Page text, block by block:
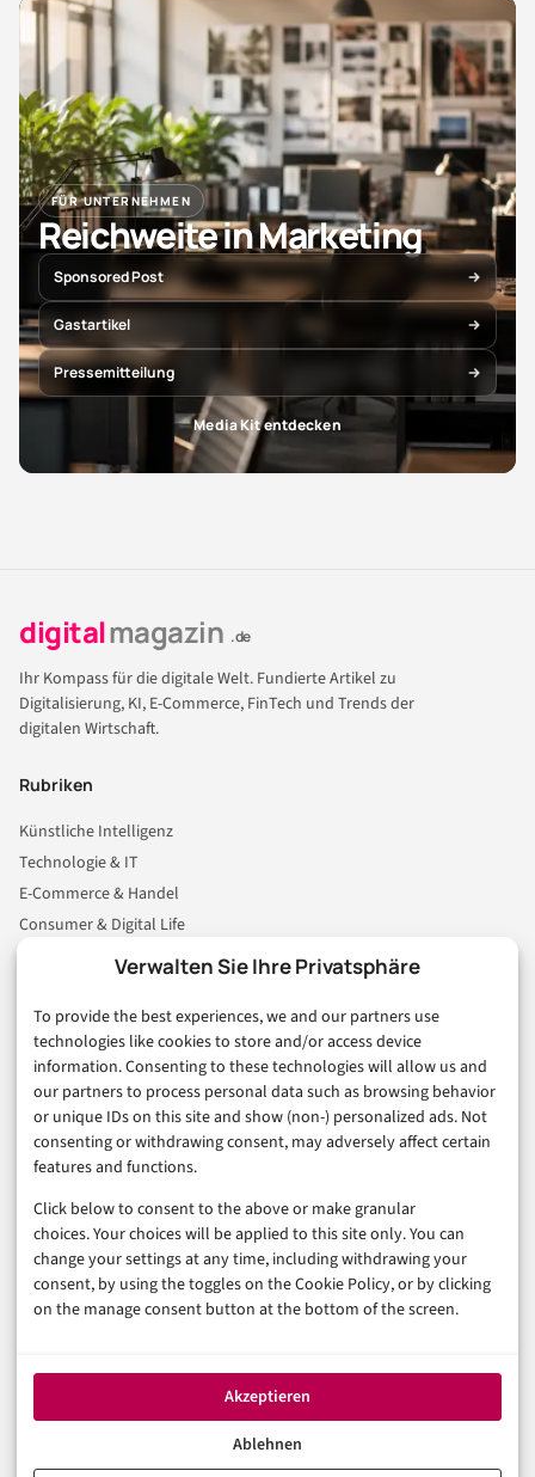
Verwalten Sie Ihre Privatsphäre
To provide the best experiences, we and our partners use
technologies like cookies to store and/or access device
information. Consenting to these technologies will allow us and
our partners to process personal data such as browsing behavior
or unique IDs on this site and show (non-) personalized ads. Not
consenting or withdrawing consent, may adversely affect certain
features and functions.
Click below to consent to the above or make granular
choices. Your choices will be applied to this site only. You can
change your settings at any time, including withdrawing your
consent, by using the toggles on the Cookie Policy, or by clicking
on the manage consent button at the bottom of the screen.
Akzeptieren
Ablehnen
FÜR UNTERNEHMEN
Reichweite in Marketing
Sponsored Post
Gastartikel
Pressemitteilung
Media Kit entdecken
digitalmagazin .de
Ihr Kompass für die digitale Welt. Fundierte Artikel zu
Digitalisierung, KI, E-Commerce, FinTech und Trends der
digitalen Wirtschaft.
Rubriken
Künstliche Intelligenz
Technologie & IT
E-Commerce & Handel
Consumer & Digital Life
Business & Karriere
Sicherheit & Recht
Digitalisierung
Marketing
Magazin
Unsere Redaktion
Werbeformate & Media Kit
Rechtliches
Datenschutzerklärung (EU)
Cookie-Richtlinie (EU)